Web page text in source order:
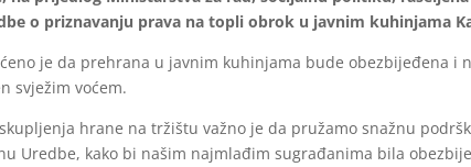
o priznavanju prava na topli obrok u javnim kuhinjama
je da prehrana u javnim kuhinjama bude obezbijeđena
svježim voćem.
hrane na tržištu važno je da pružamo snažnu
Uredbe, kako bi našim najmlađim sugrađanima bila